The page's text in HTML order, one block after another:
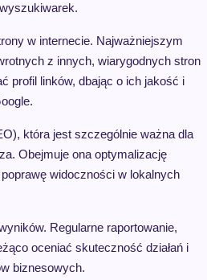
w internecie. Najważniejszym
z innych, wiarygodnych stron
profil linków, dbając o ich jakość i
która jest szczególnie ważna dla
Obejmuje ona optymalizację
widoczności w lokalnych
Regularne raportowanie,
oceniać skuteczność działań i
biznesowych.